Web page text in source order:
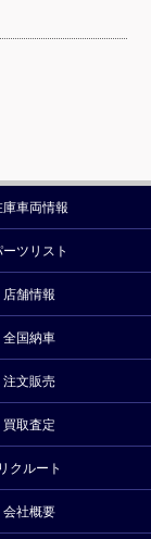
庫車両情報
ーツリスト
店舗情報
全国納車
注文販売
買取査定
リクルート
会社概要